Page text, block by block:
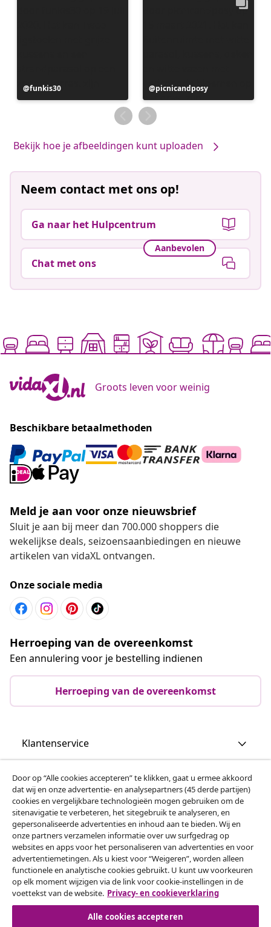
Bericht
gepubliceerd
funkis30
Bericht
gepubliceerd
door
picnicandposy
Bekijk hoe je afbeeldingen kunt uploaden
Neem contact met ons op!
Ga naar het Hulpcentrum
Aanbevolen
Chat met ons
Groots leven voor weinig
Beschikbare betaalmethoden
Meld je aan voor onze nieuwsbrief
Sluit je aan bij meer dan 700.000 shoppers die
wekelijkse deals, seizoensaanbiedingen en nieuwe
artikelen van vidaXL ontvangen.
Onze sociale media
Herroeping van de overeenkomst
Een annulering voor je bestelling indienen
Herroeping van de overeenkomst
Klantenservice
Zakelijk
vidaXL
Ontdek meer
Door op “Alle cookies accepteren” te klikken, gaat u ermee akkoord
dat wij en onze advertentie- en analysepartners (45 derde partijen)
cookies en vergelijkbare technologieën mogen gebruiken om de
sitenavigatie te verbeteren, het sitegebruik te analyseren, en
gepersonaliseerde advertenties en inhoud aan te bieden. Wij en
onze partners verzamelen informatie over uw surfgedrag op
websites en apps voor het personaliseren van advertenties en voor
advertentiemetingen. Als u kiest voor “Weigeren”, worden alleen
functionele en analytische cookies gebruikt. U kunt uw voorkeuren
op elk moment wijzigen via de link voor cookie-instellingen in de
voettekst van de website. Privacy- en cookieverklaring
Alle cookies accepteren